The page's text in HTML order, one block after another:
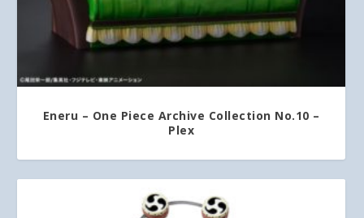
Eneru – One Piece Archive Collection No.10 –
Plex